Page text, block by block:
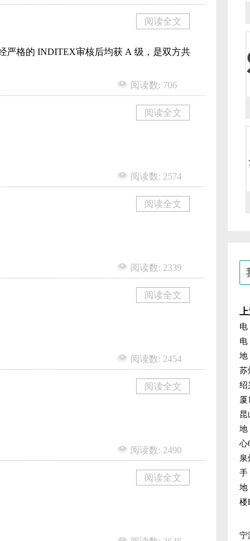
阅读全文
严格的 INDITEX审核后均获 A 级，是双方共
阅读数: 706
阅读全文
阅读数: 2574
阅读全文
阅读数: 2339
阅读全文
阅读数: 2454
阅读全文
阅读数: 2490
阅读全文
电
电
地
苏
绍
厦
昆
地
心
泉
地
楼
宁